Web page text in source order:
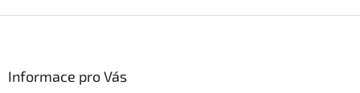
Informace pro Vás